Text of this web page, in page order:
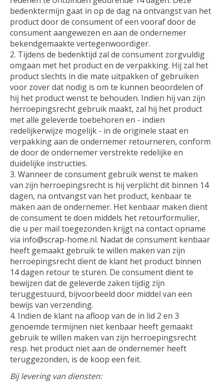
bedenktermijn gaat in op de dag na ontvangst van het
product door de consument of een vooraf door de
consument aangewezen en aan de ondernemer
bekendgemaakte vertegenwoordiger.
Tijdens de bedenktijd zal de consument zorgvuldig
omgaan met het product en de verpakking. Hij zal het
product slechts in die mate uitpakken of gebruiken
voor zover dat nodig is om te kunnen beoordelen of
hij het product wenst te behouden. Indien hij van zijn
herroepingsrecht gebruik maakt, zal hij het product
met alle geleverde toebehoren en - indien
redelijkerwijze mogelijk - in de originele staat en
verpakking aan de ondernemer retourneren, conform
de door de ondernemer verstrekte redelijke en
duidelijke instructies.
Wanneer de consument gebruik wenst te maken
van zijn herroepingsrecht is hij verplicht dit binnen 14
dagen, na ontvangst van het product, kenbaar te
maken aan de ondernemer. Het kenbaar maken dient
de consument te doen middels het retourformulier,
die u per mail toegezonden krijgt na contact opname
via info@scrap-home.nl. Nadat de consument kenbaar
heeft gemaakt gebruik te willen maken van zijn
herroepingsrecht dient de klant het product binnen
14 dagen retour te sturen. De consument dient te
bewijzen dat de geleverde zaken tijdig zijn
teruggestuurd, bijvoorbeeld door middel van een
bewijs van verzending.
Indien de klant na afloop van de in lid 2 en 3
genoemde termijnen niet kenbaar heeft gemaakt
gebruik te willen maken van zijn herroepingsrecht
resp. het product niet aan de ondernemer heeft
teruggezonden, is de koop een feit.
Bij levering van diensten: